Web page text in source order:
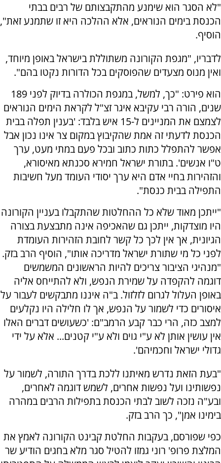
"לא הסגר הוא שימנע מהתקבצותם של רבים בבתי
הכנסת בימים הנוראים, אלא ההלכה היא זו שתמנע זאת",
הוסיף.
לדבריו, "מגפת הקורונה משתוללת בישראל באופן מיוחד,
ואין מנוס מצעדים שהפוסקים בכל הדורות נקטו בהם".
הוא פירט: "כך, למשל, במגפת הכולרה בדיוק לפני 189
שנים, הורה רבי עקיבא איגר זצ"ל לקראת הימים הנוראים
לצמצם את המניינים ל-15 איש בלבד: 'בענין תפלה בבית
הכנסת לדעתי זה אמת שהקיבוץ במקום צר אינו נכון אבל
אפשר להתפלל כתות כתוב ובכל פעם במתי מעט, ערך
ט"ו אנשים'. בתורת ישראל חמירא סכנתא מאיסורא,
והזהירות בחיי אדם היא ערך יסודי העומד מעל חשיבות
התפילה בבית כנסת".
"ייתכן מאוד שלא כל ההחלטות שהתקבלו בעניין הקורונה
היו מוצדקות, ייתכן גם שהאכיפה אינה מתבצעת בצורה
הגיונית, אך אין לכך כל קשר לחובת הזהירות העומדת
לפני כל מי שתורת ישראל מדריכה אותו", הוסיף הרב בזק.
"מנהיגי הציבור צריכים להיות הראשונים המשמשים
דוגמה להקפדה על שמירת הנפש, ולא להתייחס אליה
באופן העלול לגרום לזלזול. ב"ה איננו מתבקשים לעבור על
איסורים כדי לשמור על הנפש, אך לו חלילה היו נקלעים
למצב כזה, הרי כבר קבע הרמב"ם: 'כשעושים דברים האלו
אין עושין אותן לא ע"י גוים ולא ע"י קטנים... אלא על ידי
גדולי ישראל וחכמיהם'.
"בעת הזאת נדרש מאיתנו ללכת בדרך התורה, לשמור על
נפשותינו ועל נפשות אחרים, לשמש דוגמה לאחרים,
ובע"ה נזכה לשוב לבתי הכנסת בתפילות הרבים במהרה
בימינו אמן", כך הרב בזק.
כפי שפורסם, בעקבות החלטת קבינט הקורונה לאמץ את
המלצת פרופ' רוני גמזו להטיל סגר מלא בחגים הודיע שר